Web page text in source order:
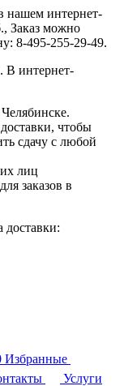
нашем интернет-
Заказ можно
8-495-255-29-49.
В интернет-
чтобы
сдачу с любой
лиц
заказов в
доставки:
Избранные
Услуги